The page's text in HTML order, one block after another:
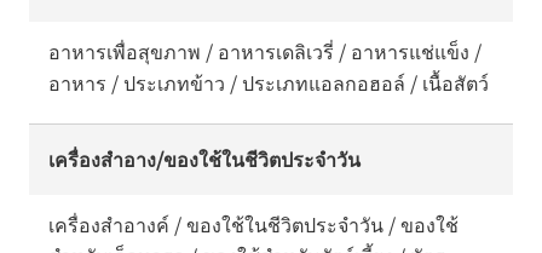
อาหารเพื่อสุขภาพ / อาหารเดลิเวรี่ / อาหารแช่แข็ง /
อาหาร / ประเภทข้าว / ประเภทแอลกอฮอล์ / เนื้อสัตว์
เครื่องสำอาง/ของใช้ในชีวิตประจำวัน
เครื่องสำอางค์ / ของใช้ในชีวิตประจำวัน / ของใช้